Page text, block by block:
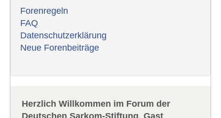
Forenregeln
FAQ
Datenschutzerklärung
Neue Forenbeiträge
Herzlich Willkommen im Forum der
Deutschen Sarkom-Stiftung,Gast